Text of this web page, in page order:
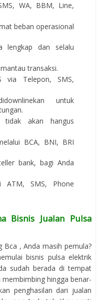
WA, BBM, Line,
beban operasional
lengkap dan selalu
transaksi.
via Telepon, SMS,
untuk
akan hangus
BCA, BNI, BRI
bank, bagi Anda
ATM, SMS, Phone
Bisnis Jualan Pulsa
Bca , Anda masih pemula?
bisnis pulsa elektrik
sudah berada di tempat
hingga benar-
penghasilan dari jualan